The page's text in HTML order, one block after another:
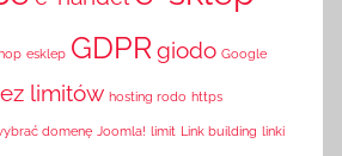
esklep GDPRgiodo Google
limitów hosting rodo https
domenę Joomla! limit Link building linki